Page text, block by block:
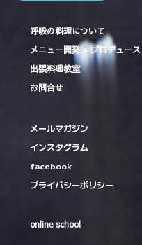
呼吸の料理について
メニュー開発 + プロデュース
出張料理教室
お問合せ
メールマガジン
インスタグラム
facebook
プライバシーポリシー
online school